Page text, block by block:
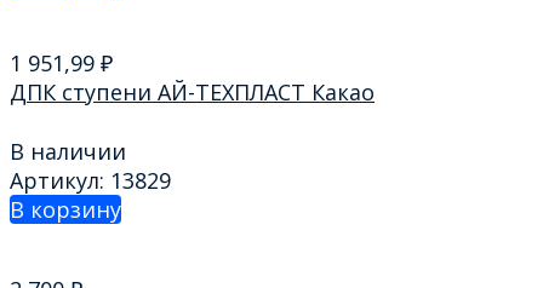
1 951,99 ₽
ДПК ступени АЙ-ТЕХПЛАСТ Какао
В наличии
Артикул: 13829
В корзину